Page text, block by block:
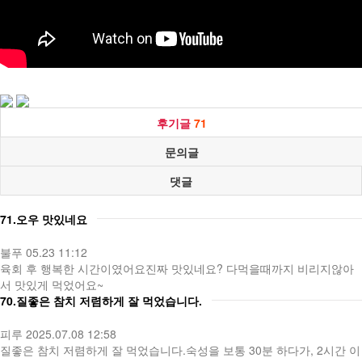
후기글 71
문의글
댓글
71.오우 맛있네요
불푸 05.23 11:12
육회 후 행복한 시간이였어요진짜 맛있네요? 다먹을때까지 비리지않아
서 맛있게 먹었어요~
70.질좋은 참치 저렴하게 잘 먹었습니다.
피루 2025.07.08 12:58
질좋은 참치 저렴하게 잘 먹었습니다.숙성을 보통 30분 하다가, 2시간 이